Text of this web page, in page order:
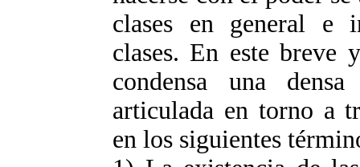
clases en general e
clases. En este breve
condensa una
articulada en torno a
en los siguientes